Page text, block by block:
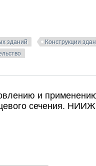
зданий
Конструкции
и
сечения.